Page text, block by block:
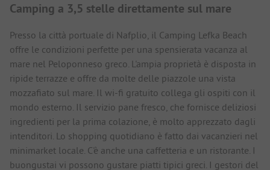
Camping a 3,5 stelle direttamente sul mare
Presso la città portuale di Nafplio, il Camping Lefka Beach
offre le condizioni perfette per una spensierata vacanza al
mare nel Peloponneso greco. L'ampia proprietà è disposta in
ripide terrazze e offre da molte delle piazzole una vista
mozzafiato sul mare. Il wi-fi gratuito collega gli ospiti con il
mondo esterno. Il servizio pane fresco, che fornisce deliziosi
ingredienti per la prima colazione, è molto apprezzato dagli
intenditori. Lo shopping quotidiano è fatto dai vacanzieri nel
minimarket locale. C'è anche una caffetteria e un ristorante. I
buongustai vi possono gustare piatti tipici greci. I gestori del